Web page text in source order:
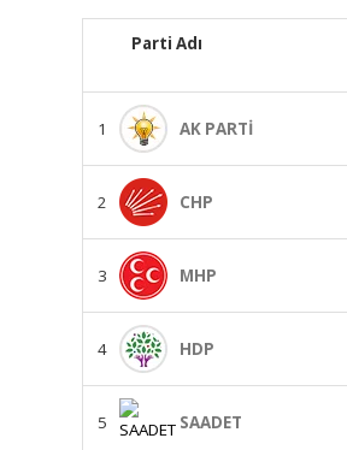
Parti Adı
1 AK PARTİ
2 CHP
3 MHP
4 HDP
5 SAADET